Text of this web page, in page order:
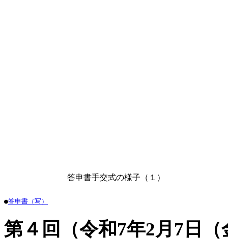
答申書手交式の様子（１）
●答申書（写）
第４回（令和7年2月7日